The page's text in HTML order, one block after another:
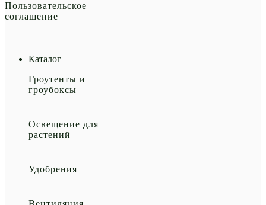
Пользовательское
соглашение
Каталог
Гроутенты и
гроубоксы
Освещение для
растений
Удобрения